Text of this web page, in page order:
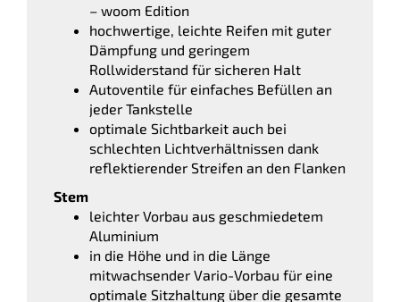
– woom Edition
hochwertige, leichte Reifen mit guter
Dämpfung und geringem
Rollwiderstand für sicheren Halt
Autoventile für einfaches Befüllen an
jeder Tankstelle
optimale Sichtbarkeit auch bei
schlechten Lichtverhältnissen dank
reflektierender Streifen an den Flanken
Stem
leichter Vorbau aus geschmiedetem
Aluminium
in die Höhe und in die Länge
mitwachsender Vario-Vorbau für eine
optimale Sitzhaltung über die gesamte